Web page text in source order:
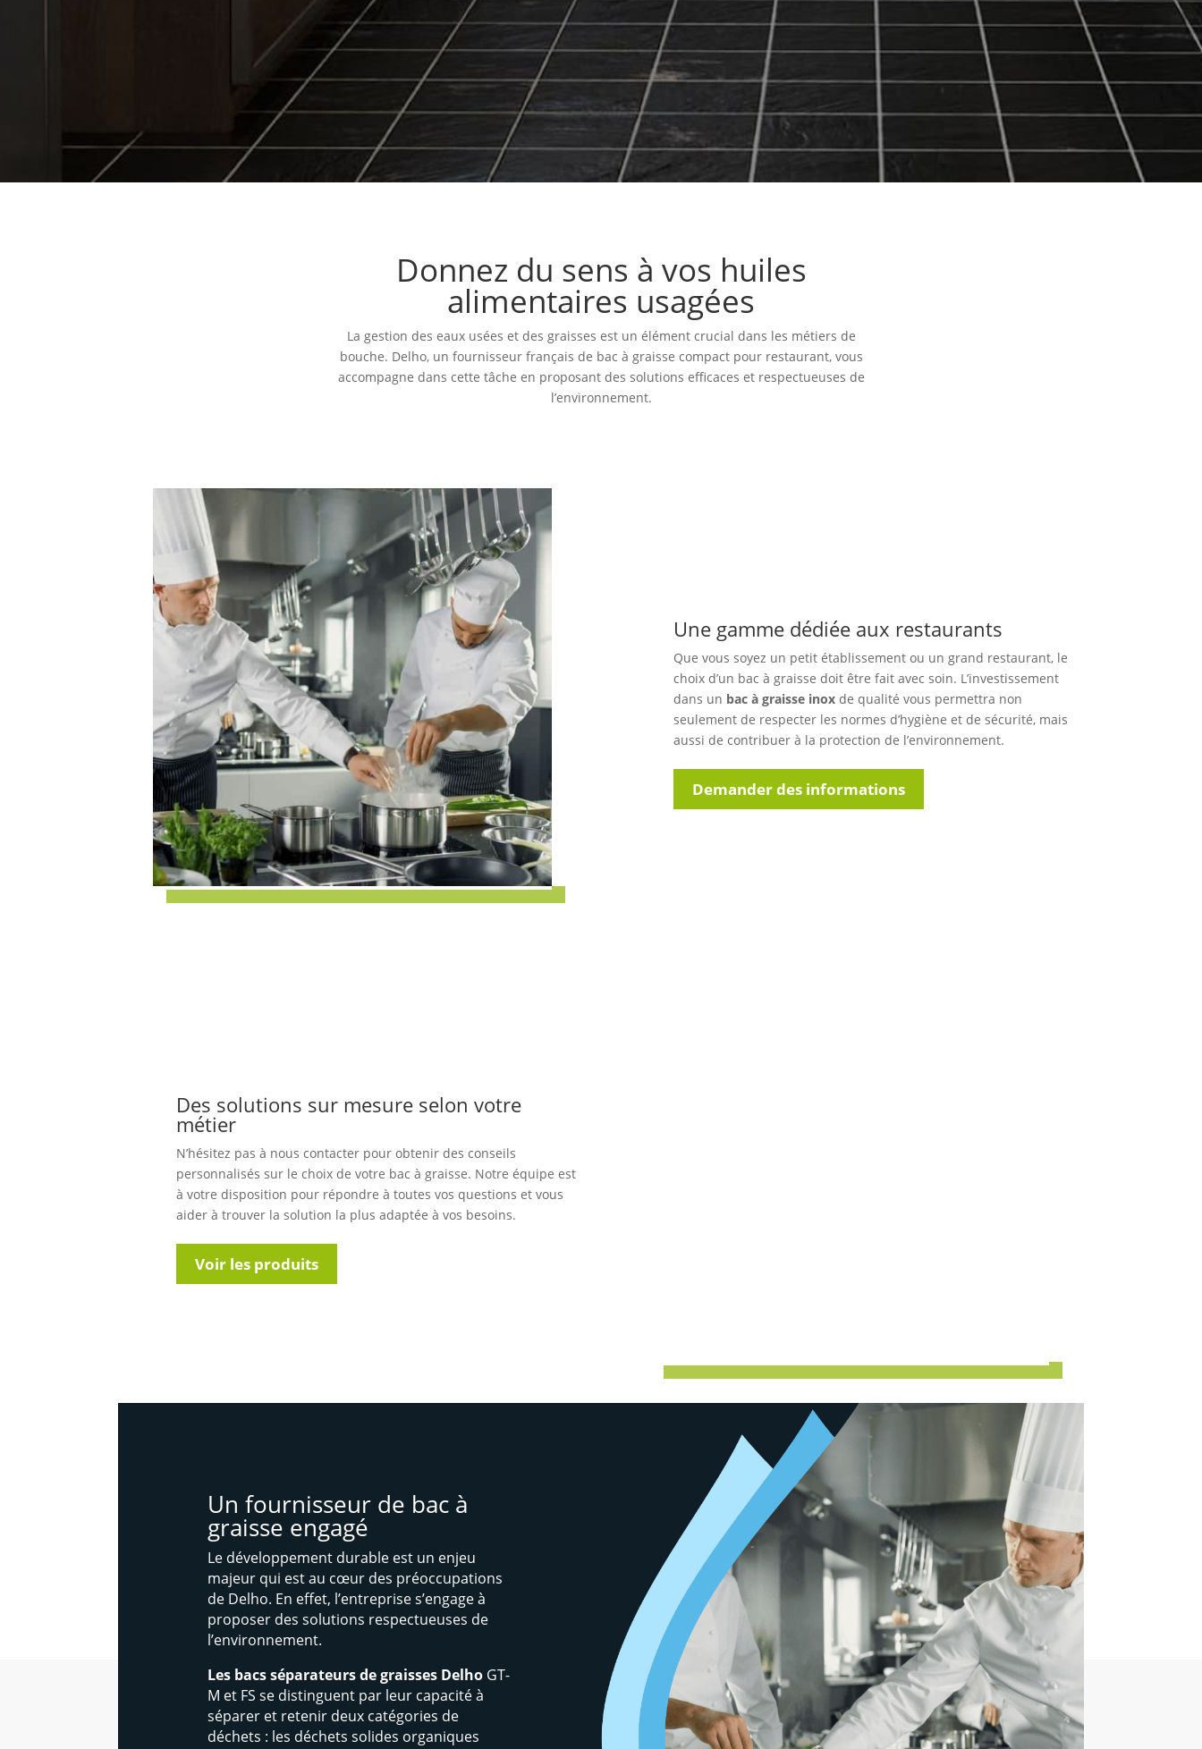
Donnez du sens à vos huiles
alimentaires usagées
La gestion des eaux usées et des graisses est un élément crucial dans les métiers de
bouche. Delho, un fournisseur français de bac à graisse compact pour restaurant, vous
accompagne dans cette tâche en proposant des solutions efficaces et respectueuses de
l’environnement.
Une gamme dédiée aux restaurants
Que vous soyez un petit établissement ou un grand restaurant, le
choix d’un bac à graisse doit être fait avec soin. L’investissement
dans un bac à graisse inox de qualité vous permettra non
seulement de respecter les normes d’hygiène et de sécurité, mais
aussi de contribuer à la protection de l’environnement.
Demander des informations
Des solutions sur mesure selon votre
métier
N’hésitez pas à nous contacter pour obtenir des conseils
personnalisés sur le choix de votre bac à graisse. Notre équipe est
à votre disposition pour répondre à toutes vos questions et vous
aider à trouver la solution la plus adaptée à vos besoins.
Voir les produits
Un fournisseur de bac à
graisse engagé
Le développement durable est un enjeu
majeur qui est au cœur des préoccupations
de Delho. En effet, l’entreprise s’engage à
proposer des solutions respectueuses de
l’environnement.
Les bacs séparateurs de graisses Delho GT-
M et FS se distinguent par leur capacité à
séparer et retenir deux catégories de
déchets : les déchets solides organiques